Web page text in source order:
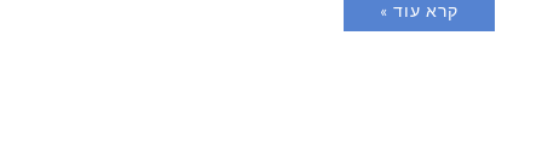
קרא עוד »